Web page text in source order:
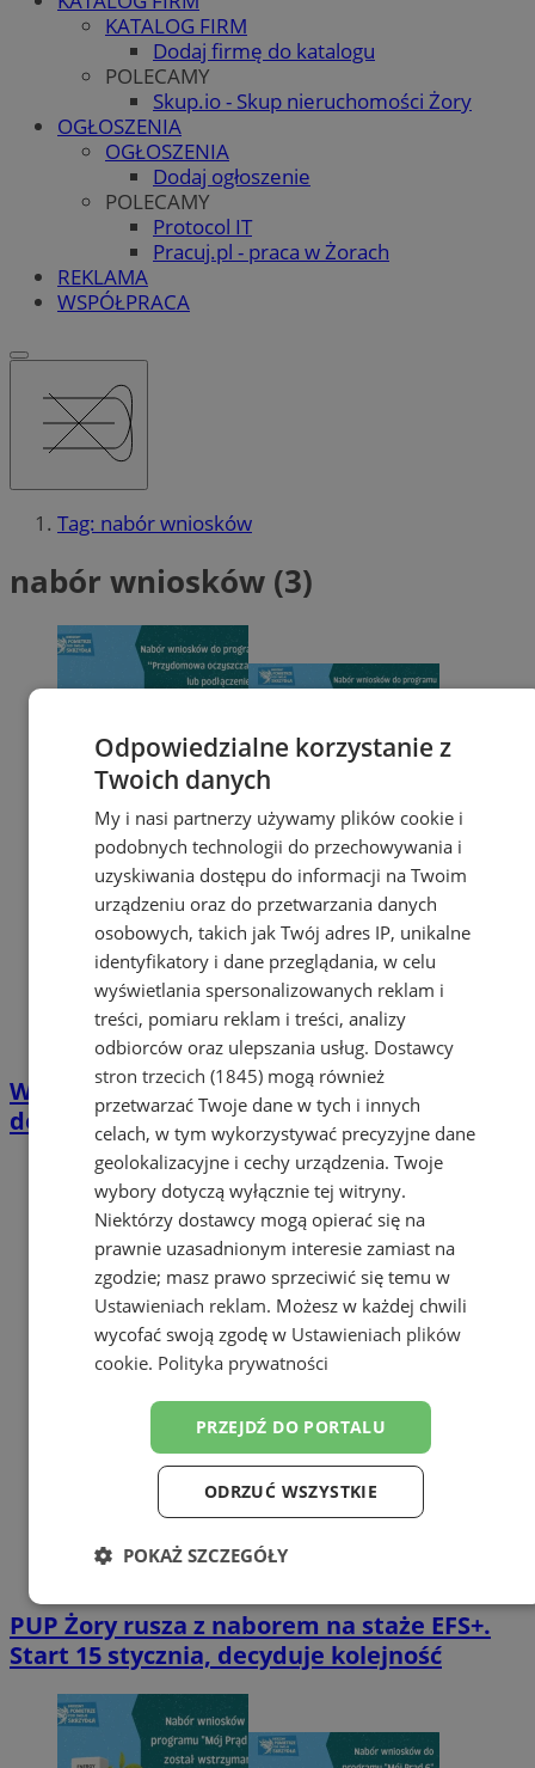
KATALOG FIRM
Dodaj firmę do katalogu
POLECAMY
Skup.io - Skup nieruchomości Żory
OGŁOSZENIA
OGŁOSZENIA
Dodaj ogłoszenie
POLECAMY
Protocol IT
Pracuj.pl - praca w Żorach
REKLAMA
WSPÓŁPRACA
Tag: nabór wniosków
nabór wniosków (3)
WFOŚiGW uruchomił nabór. Właściciele
domów mogą dostać do 8 tys. zł
PUP Żory rusza z naborem na staże EFS+.
Start 15 stycznia, decyduje kolejność
Odpowiedzialne korzystanie z
Twoich danych
My i nasi partnerzy używamy plików cookie i
podobnych technologii do przechowywania i
uzyskiwania dostępu do informacji na Twoim
urządzeniu oraz do przetwarzania danych
osobowych, takich jak Twój adres IP, unikalne
identyfikatory i dane przeglądania, w celu
wyświetlania spersonalizowanych reklam i
treści, pomiaru reklam i treści, analizy
odbiorców oraz ulepszania usług. Dostawcy
stron trzecich (1845) mogą również
przetwarzać Twoje dane w tych i innych
celach, w tym wykorzystywać precyzyjne dane
geolokalizacyjne i cechy urządzenia. Twoje
wybory dotyczą wyłącznie tej witryny.
Niektórzy dostawcy mogą opierać się na
prawnie uzasadnionym interesie zamiast na
zgodzie; masz prawo sprzeciwić się temu w
Ustawieniach reklam. Możesz w każdej chwili
wycofać swoją zgodę w Ustawieniach plików
cookie. Polityka prywatności
PRZEJDŹ DO PORTALU
ODRZUĆ WSZYSTKIE
POKAŻ SZCZEGÓŁY
Niezbędne Wydajność Targetowanie
Funkcjonalność